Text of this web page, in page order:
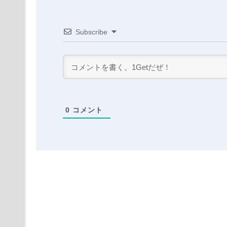
Subscribe
0 コメント